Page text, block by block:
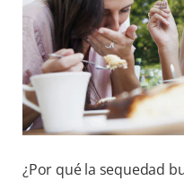
¿Por qué la sequedad